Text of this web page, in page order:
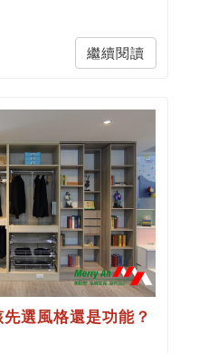
繼續閱讀
選風格還是功能？